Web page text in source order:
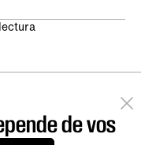
de vos